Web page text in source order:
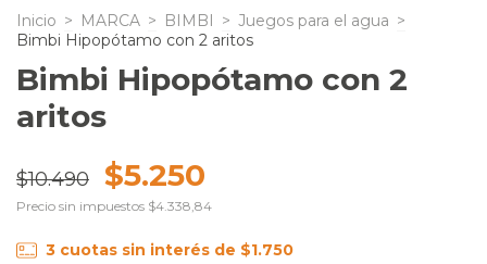
Inicio > MARCA > BIMBI > Juegos para el agua >
Bimbi Hipopótamo con 2 aritos
Bimbi Hipopótamo con 2
aritos
$10.490 $5.250
Precio sin impuestos $4.338,84
3 cuotas sin interés de $1.750